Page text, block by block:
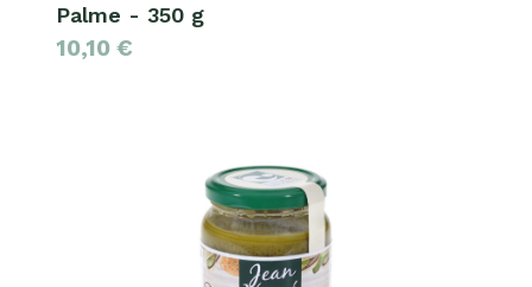
Palme - 350 g
10,10 €